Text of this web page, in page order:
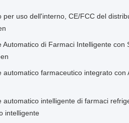
per uso dell'interno, CE/FCC del
Automatico di Farmaci Intelligente con
automatico farmaceutico integrato con
automatico intelligente di farmaci
intelligente